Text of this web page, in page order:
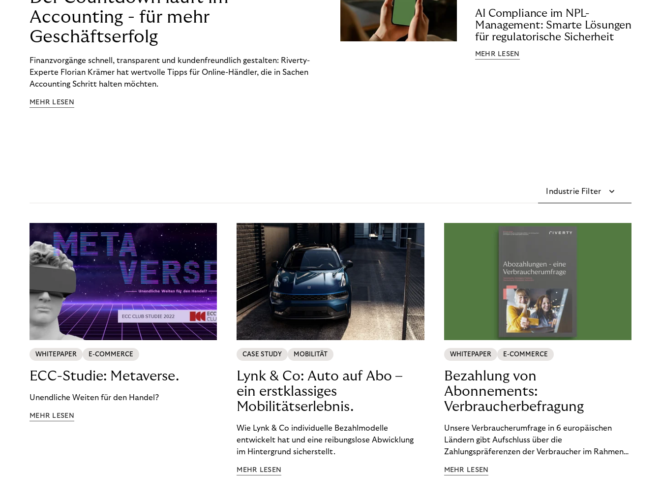
Accounting - für mehr
Geschäftserfolg
Finanzvorgänge schnell, transparent und kundenfreundlich gestalten: Riverty-
Experte Florian Krämer hat wertvolle Tipps für Online-Händler, die in Sachen
Accounting Schritt halten möchten.
MEHR LESEN
AI Compliance im NPL-
Management: Smarte Lösungen
für regulatorische Sicherheit
MEHR LESEN
Industrie Filter
WHITEPAPER E-COMMERCE
ECC-Studie: Metaverse.
Unendliche Weiten für den Handel?
MEHR LESEN
CASE STUDY MOBILITÄT
Lynk & Co: Auto auf Abo –
ein erstklassiges
Mobilitätserlebnis.
Wie Lynk & Co individuelle Bezahlmodelle
entwickelt hat und eine reibungslose Abwicklung
im Hintergrund sicherstellt.
MEHR LESEN
WHITEPAPER E-COMMERCE
Bezahlung von
Abonnements:
Verbraucherbefragung
Unsere Verbraucherumfrage in 6 europäischen
Ländern gibt Aufschluss über die
Zahlungspräferenzen der Verbraucher im Rahmen
Ergebnisse, um zu erfahren, wie Sie
MEHR LESEN